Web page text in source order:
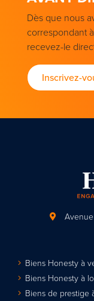
Dès que nous
correspondant
recevez-le
Inscrivez-
Biens Honesty à
Biens Honesty à
Biens de prestige